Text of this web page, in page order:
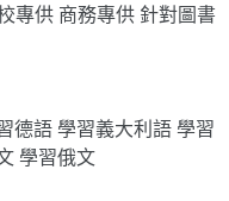
專供 商務專供 針對圖書
德語學習義大利語學習
學習俄文